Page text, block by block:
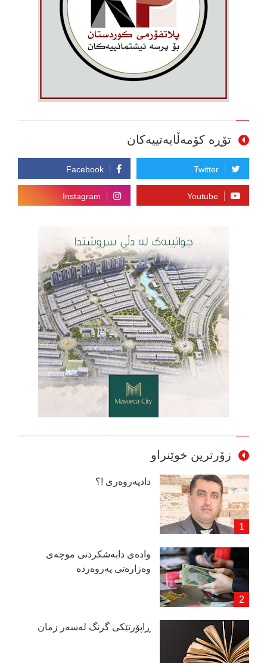
تۆڕە کۆمەڵایەتییەکان
زۆرترین خوێنراو
دادپەروەری !؟
وادەی دابەشكردنی موچەی
وەزارەتی پەروەردە
ڕاپۆرتێكی گرنگ لەسەر زمان